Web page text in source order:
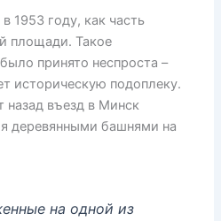
1953 году, как часть
площади. Такое
принято неспроста –
историческую подоплеку.
назад въезд в Минск
деревянными башнями на
на одной из